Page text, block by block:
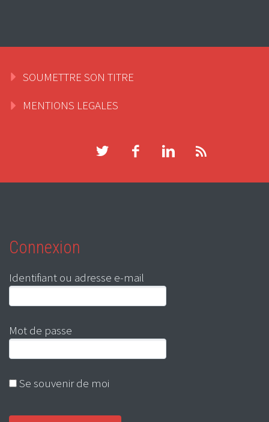
SOUMETTRE SON TITRE
MENTIONS LEGALES
Connexion
Identifiant ou adresse e-mail
Mot de passe
Se souvenir de moi